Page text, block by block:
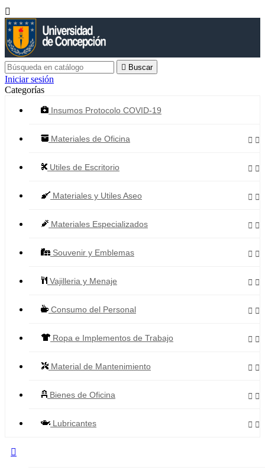

 Buscar
Iniciar sesión
Categorías
Insumos Protocolo COVID-19
Materiales de Oficina  
Utiles de Escritorio  
Materiales y Utiles Aseo  
Materiales Especializados  
Souvenir y Emblemas  
Vajilleria y Menaje  
Consumo del Personal  
Ropa e Implementos de Trabajo  
Material de Mantenimiento  
Bienes de Oficina  
Lubricantes  
